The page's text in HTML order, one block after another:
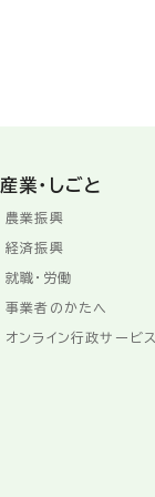
産業・しごと
農業振興
経済振興
就職・労働
事業者のかたへ
オンライン行政サービス